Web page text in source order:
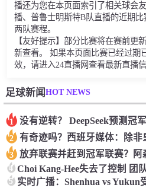
播还为您在本页面索引了相关球会
播、普鲁士明斯特B队直播的近期比
两队赛程。
【友好提示】部分比赛将在赛前更
新查看。 如果本页面比赛已经过期
效，请进入24直播网查看最新直播信
足球新闻HOT NEWS
1
2
3
4
5